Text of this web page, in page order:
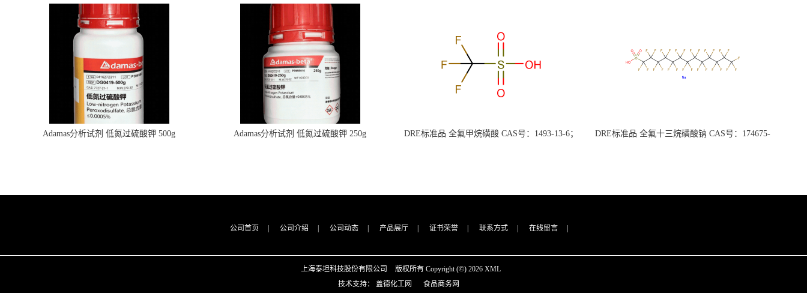
Adamas分析试剂 低氮过硫酸钾 500g
Adamas分析试剂 低氮过硫酸钾 250g
DRE标准品 全氟甲烷磺酸 CAS号：1493-13-6；
DRE标准品 全氟十三烷磺酸钠 CAS号：174675-
公司首页 | 公司介绍 | 公司动态 | 产品展厅 | 证书荣誉 | 联系方式 | 在线留言 |
上海泰坦科技股份有限公司 版权所有 Copyright (©) 2026 XML
技术支持： 盖德化工网 食品商务网